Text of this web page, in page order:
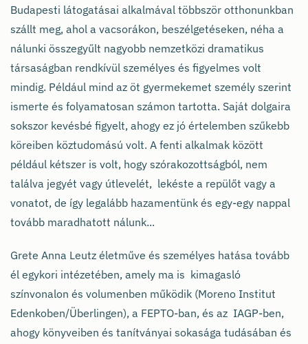
Budapesti látogatásai alkalmával többször otthonunkban
szállt meg, ahol a vacsorákon, beszélgetéseken, néha a
nálunki összegyűlt nagyobb nemzetközi dramatikus
társaságban rendkívül személyes és figyelmes volt
mindig. Például mind az öt gyermekemet személy szerint
ismerte és folyamatosan számon tartotta. Saját dolgaira
sokszor kevésbé figyelt, ahogy ez jó értelemben szűkebb
köreiben köztudomású volt. A fenti alkalmak között
például kétszer is volt, hogy szórakozottságból, nem
találva jegyét vagy útlevelét, lekéste a repülőt vagy a
vonatot, de így legalább hazamentünk és egy-egy nappal
tovább maradhatott nálunk...
Grete Anna Leutz életműve és személyes hatása tovább
él egykori intézetében, amely ma is kimagasló
színvonalon és volumenben működik (Moreno Institut
Edenkoben/Überlingen), a FEPTO-ban, és az IAGP-ben,
ahogy könyveiben és tanítványai sokasága tudásában és